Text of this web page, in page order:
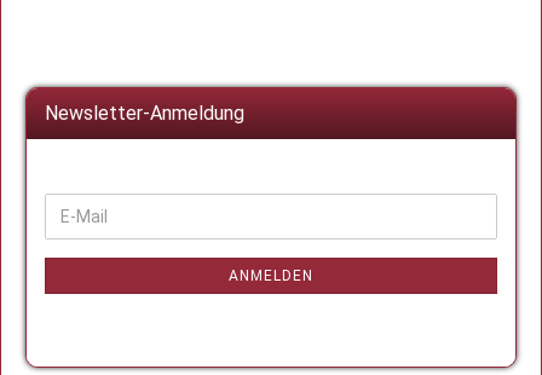
Newsletter-Anmeldung
WEITER
ZUR
NEWSLETTER-
E-
Mail
ANMELDEN